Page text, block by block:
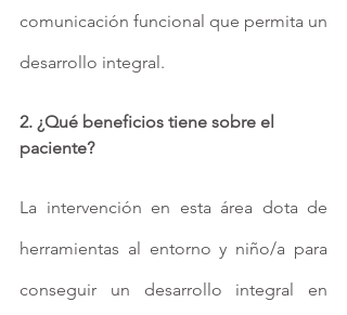
comunicación funcional que permita un
desarrollo integral.
2. ¿Qué beneficios tiene sobre el
paciente?
La intervención en esta área dota de
herramientas al entorno y niño/a para
conseguir un desarrollo integral en